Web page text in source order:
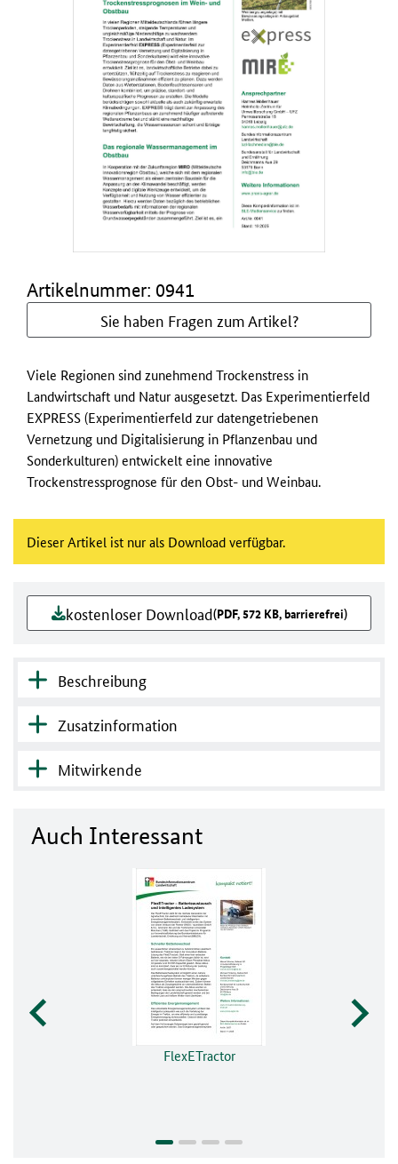
Artikelnummer: 0941
Sie haben Fragen zum Artikel?
Viele Regionen sind zunehmend Trockenstress in
Landwirtschaft und Natur ausgesetzt. Das Experimentierfeld
EXPRESS (Experimentierfeld zur datengetriebenen
Vernetzung und Digitalisierung in Pflanzenbau und
Sonderkulturen) entwickelt eine innovative
Trockenstressprognose für den Obst- und Weinbau.
Dieser Artikel ist nur als Download verfügbar.
kostenloser Download(PDF, 572 KB, barrierefrei)
Beschreibung
Zusatzinformation
Mitwirkende
Auch Interessant
FlexETractor